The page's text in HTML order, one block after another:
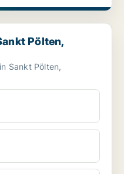
Niederösterreich
Pölten,
Sankt Pölten,